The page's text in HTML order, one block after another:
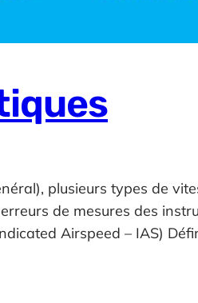
plusieurs types de
de mesures des
Airspeed – IAS)